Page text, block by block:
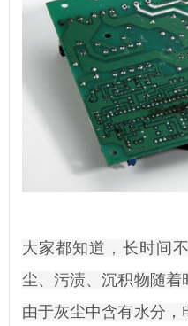
大家都知道，长时间
尘、污渍、沉积物随着
由于灰尘中含有水分